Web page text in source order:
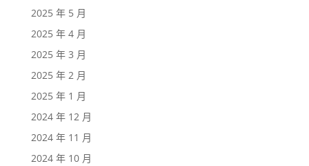
2025 年 5 月
2025 年 4 月
2025 年 3 月
2025 年 2 月
2025 年 1 月
2024 年 12 月
2024 年 11 月
2024 年 10 月